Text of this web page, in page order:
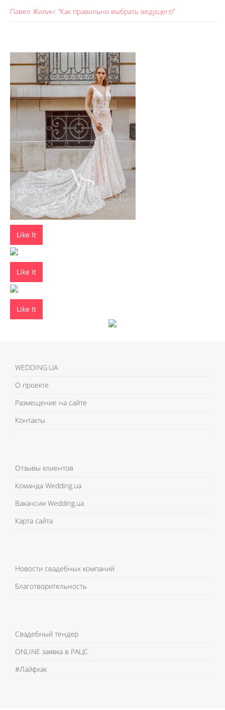
Павел Жилин: “Как правильно выбрать ведущего”
Like It
Like It
Like It
WEDDING.UA
О проекте
Размещение на сайте
Контакты
Отзывы клиентов
Команда Wedding.ua
Вакансии Wedding.ua
Карта сайта
Новости свадебных компаний
Благотворительность
Свадебный тендер
ONLINE заявка в РАЦС
#Лайфхак